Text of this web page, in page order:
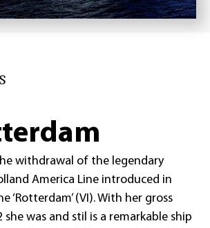
withdrawal of the legendary
America Line introduced in
‘Rotterdam’ (VI). With her gross
was and stil is a remarkable ship